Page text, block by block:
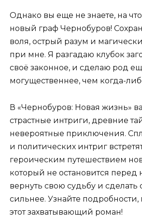
Однако вы еще не знаете, на
новый граф Чернобуров!
воля, острый разум и
при мне. Я разгадаю клубок
своё законное, и сделаю род
могущественнее, чем когда-
В «Чернобуров: Новая жизнь»
страстные интриги, древние
невероятные приключения.
и политических интриг
героическим путешествием
который не остановится перед
вернуть свою судьбу и сделать
сильнее. Узнайте подробности,
этот захватывающий роман!